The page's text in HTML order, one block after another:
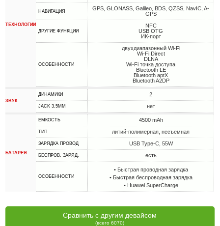
ТЕХНОЛОГИИ
НАВИГАЦИЯ
GPS, GLONASS, Galileo, BDS, QZSS, NavIC, A-
GPS
ДРУГИЕ ФУНКЦИИ
NFC
USB OTG
ИК-порт
ОСОБЕННОСТИ
двухдиапазонный Wi-Fi
Wi-Fi Direct
DLNA
Wi-Fi точка доступа
Bluetooth LE
Bluetooth aptX
Bluetooth A2DP
ЗВУК
ДИНАМИКИ 2
JACK 3.5MM нет
БАТАРЕЯ
ЕМКОСТЬ 4500 mAh
ТИП литий-полимерная, несъемная
ЗАРЯДКА ПРОВОД USB Type-C, 55W
БЕСПРОВ. ЗАРЯД. есть
ОСОБЕННОСТИ
• Быстрая проводная зарядка
• Быстрая беспроводная зарядка
• Huawei SuperCharge
Сравнить с другим девайсом
(всего 6070)